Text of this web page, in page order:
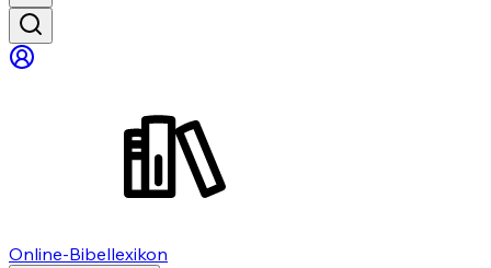
Online-Bibellexikon